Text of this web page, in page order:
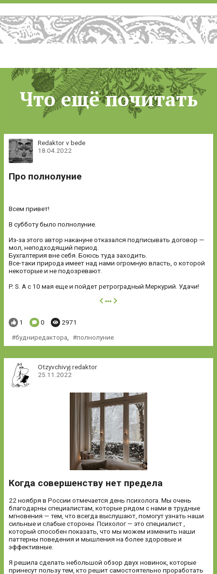
Что ещё почитать
Redaktor v bede
18.04.2022
Про полнолуние
Всем привет!
В субботу было полнолуние.
Из-за этого автор накануне отказался подписывать договор —
мол, неподходящий период.
Бухгалтерия вне себя. Боюсь туда заходить.
Все-таки природа имеет над нами огромную власть, о которой
некоторые и не подозревают.
P. S. А с 10 мая еще и пойдет ретроградный Меркурий. Удачи!
далее
Понравилось:
1 Комментариев:
0 Просмотров:
2971
будниредактора
полнолуние
Otzyvchivyj redaktor
25.11.2022
Когда совершенству нет предела
22 ноября в России отмечается день психолога. Мы очень
благодарны специалистам, которые рядом с нами в трудные
мгновения — тем, что всегда выслушают, помогут узнать наши
сильные и слабые стороны. Психолог — это специалист ,
который способен показать, что мы можем изменить наши
паттерны поведения и мышления на более здоровые и
эффективные.
Я решила сделать небольшой обзор двух новинок, которые
принесут пользу тем, кто решит самостоятельно проработать